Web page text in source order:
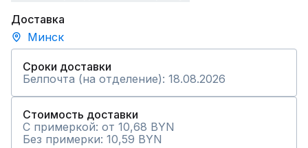
Доставка
Минск
Сроки доставки
Белпочта (на отделение): 18.08.2026
Стоимость доставки
С примеркой: от 10,68 BYN
Без примерки: 10,59 BYN